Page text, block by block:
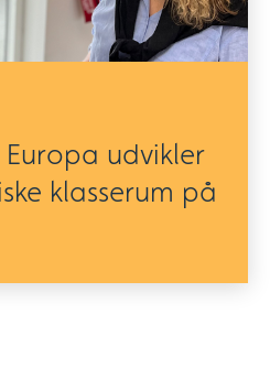
udvikler
klasserum på